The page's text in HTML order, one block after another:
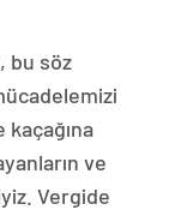
bu söz
ve
Vergide